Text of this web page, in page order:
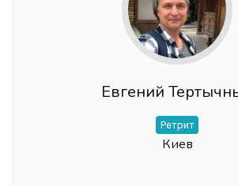
Евгений
Ретрит
Киев